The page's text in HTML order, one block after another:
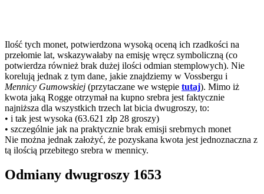
Ilość tych monet, potwierdzona wysoką oceną ich rzadkości na
przełomie lat, wskazywałaby na emisję wręcz symboliczną (co
potwierdza również brak dużej ilości odmian stemplowych). Nie
korelują jednak z tym dane, jakie znajdziemy w Vossbergu i
Mennicy Gumowskiej (przytaczane we wstępie tutaj). Mimo iż
kwota jaką Rogge otrzymał na kupno srebra jest faktycznie
najniższa dla wszystkich trzech lat bicia dwugroszy, to:
• i tak jest wysoka (63.621 złp 28 groszy)
• szczególnie jak na praktycznie brak emisji srebrnych monet
Nie można jednak założyć, że pozyskana kwota jest jednoznaczna z
tą ilością przebitego srebra w mennicy.
Odmiany dwugroszy 1653